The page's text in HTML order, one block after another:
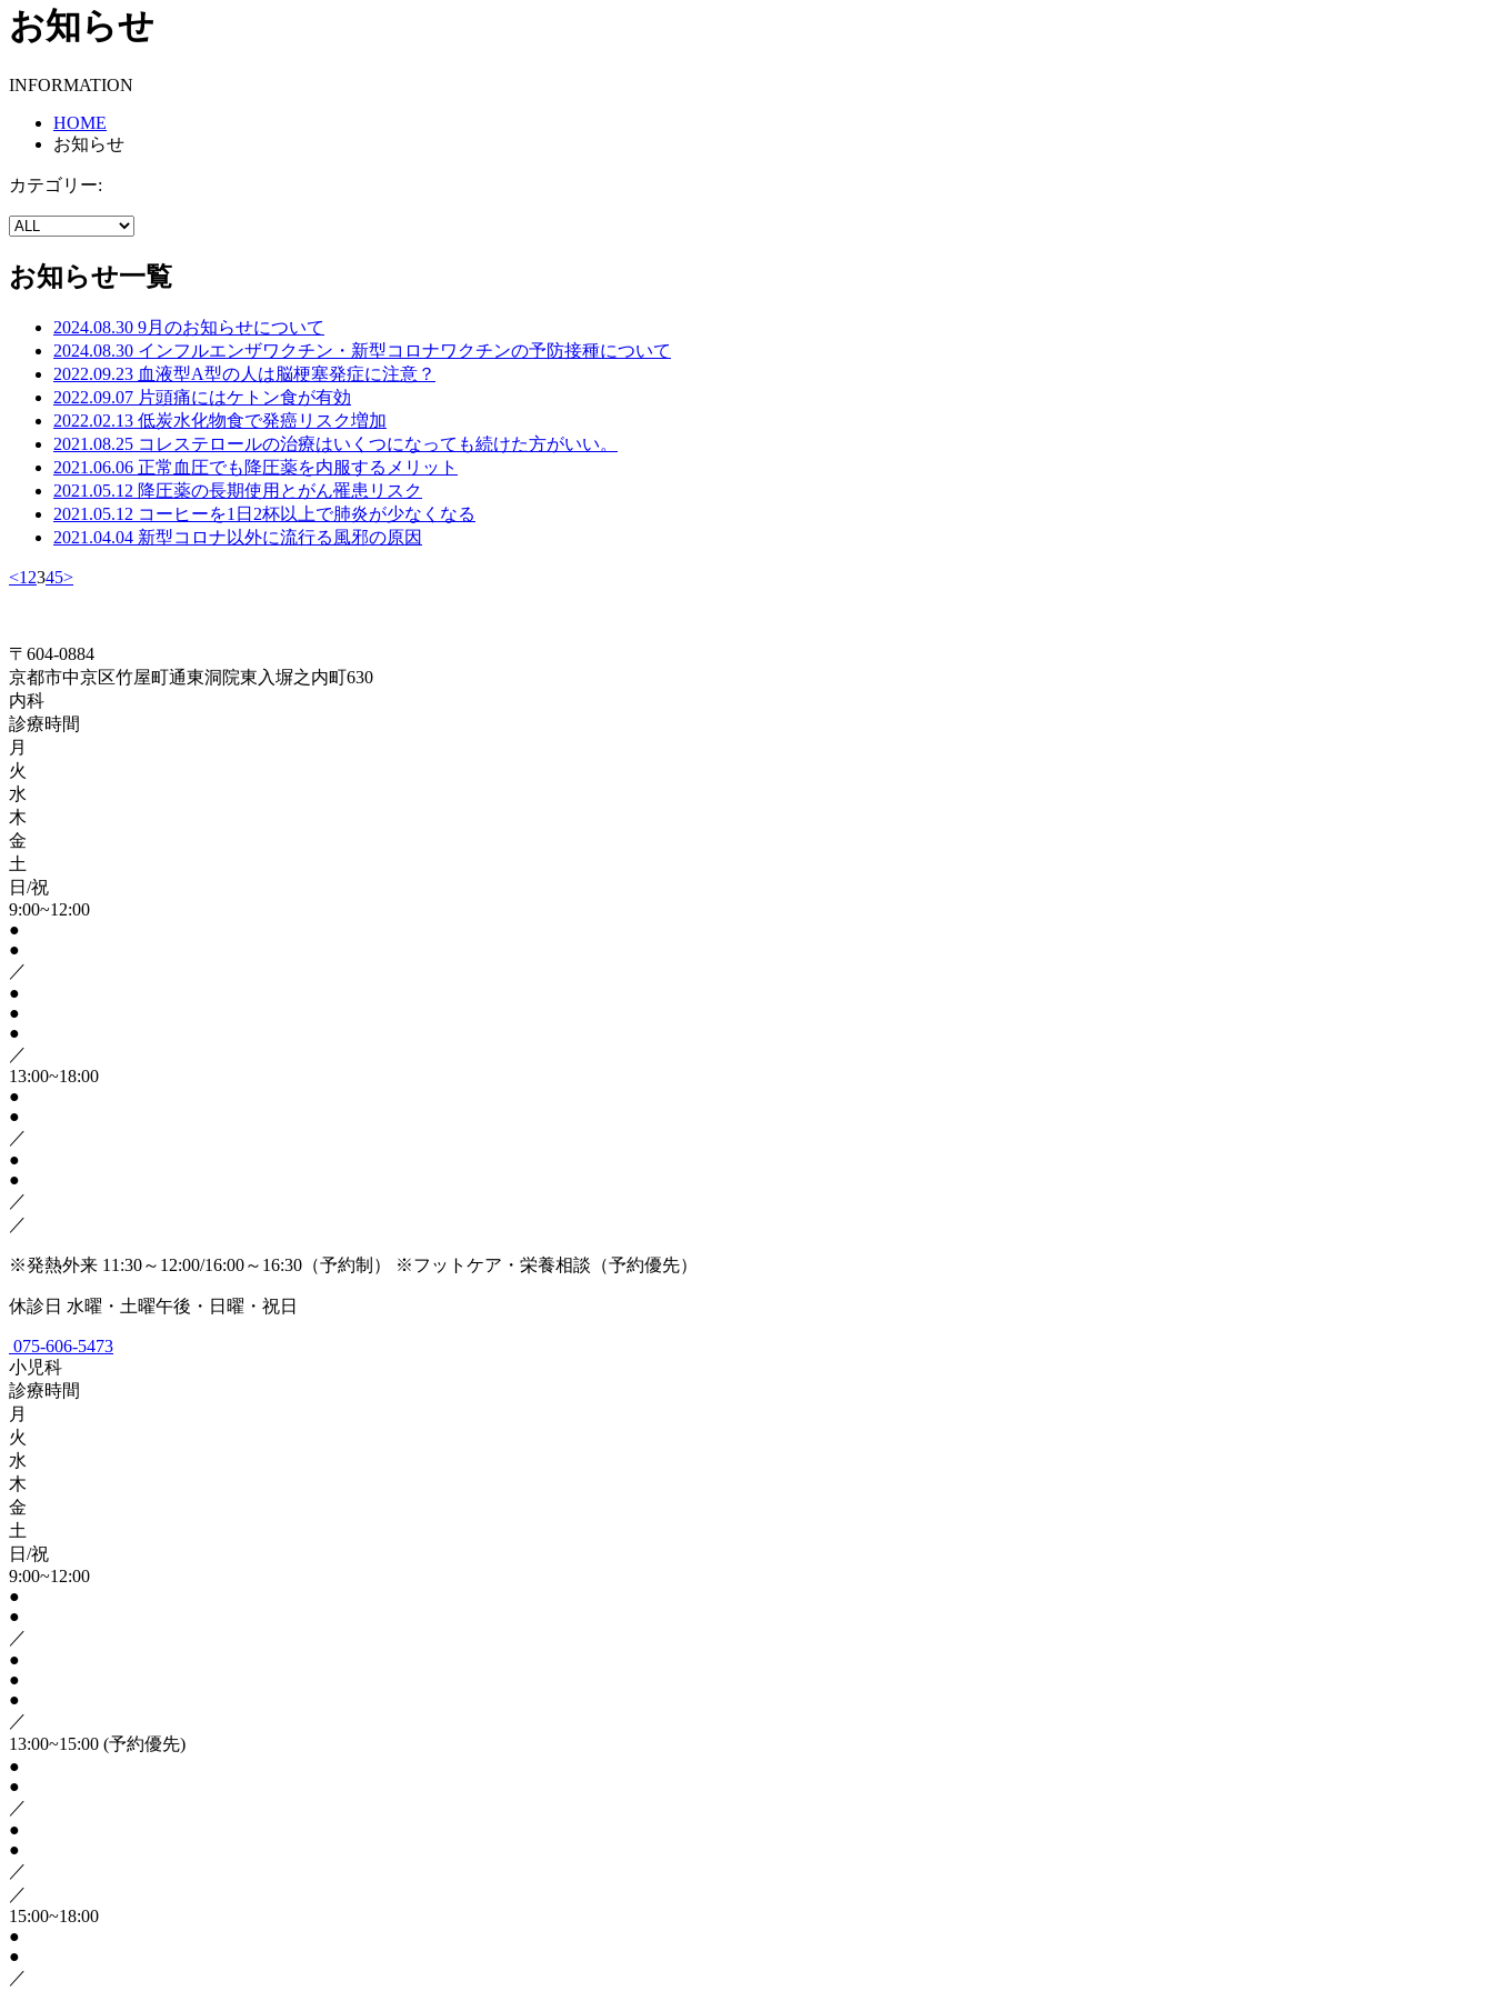
お知らせ
INFORMATION
HOME
お知らせ
カテゴリー:
お知らせ一覧
2024.08.30 9月のお知らせについて
2024.08.30 インフルエンザワクチン・新型コロナワクチンの予防接種について
2022.09.23 血液型A型の人は脳梗塞発症に注意？
2022.09.07 片頭痛にはケトン食が有効
2022.02.13 低炭水化物食で発癌リスク増加
2021.08.25 コレステロールの治療はいくつになっても続けた方がいい。
2021.06.06 正常血圧でも降圧薬を内服するメリット
2021.05.12 降圧薬の長期使用とがん罹患リスク
2021.05.12 コーヒーを1日2杯以上で肺炎が少なくなる
2021.04.04 新型コロナ以外に流行る風邪の原因
<1 2345>
〒604-0884
京都市中京区竹屋町通東洞院東入塀之内町630
内科
診療時間
月
火
水
木
金
土
日/祝
9:00~12:00
●
●
／
●
●
●
／
13:00~18:00
●
●
／
●
●
／
／
※発熱外来 11:30～12:00/16:00～16:30（予約制） ※フットケア・栄養相談（予約優先）
休診日 水曜・土曜午後・日曜・祝日
075-606-5473
小児科
診療時間
月
火
水
木
金
土
日/祝
9:00~12:00
●
●
／
●
●
●
／
13:00~15:00 (予約優先)
●
●
／
●
●
／
／
15:00~18:00
●
●
／